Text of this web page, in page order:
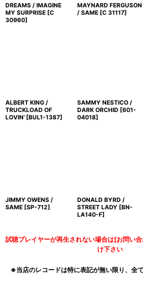
DREAMS / IMAGINE
MY SURPRISE [C
30960]
MAYNARD FERGUSON
/ SAME [C 31117]
ALBERT KING /
TRUCKLOAD OF
LOVIN' [BUL1-1387]
SAMMY NESTICO /
DARK ORCHID [601-
04018]
JIMMY OWENS /
SAME [SP-712]
DONALD BYRD /
STREET LADY [BN-
LA140-F]
試聴プレイヤーが再生されない場合は[お問い
け下さい
※当店のレコードは特に表記が無い限り、全